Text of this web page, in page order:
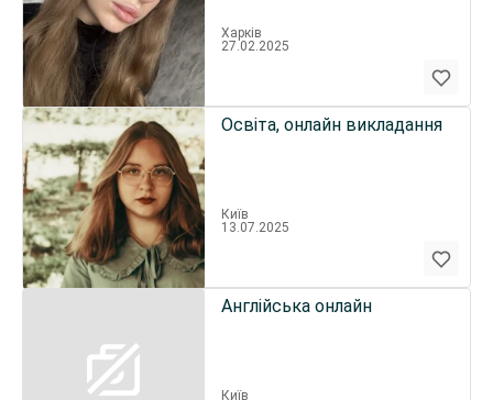
Харків
27.02.2025
Освіта, онлайн викладання
Київ
13.07.2025
Англійська онлайн
Київ